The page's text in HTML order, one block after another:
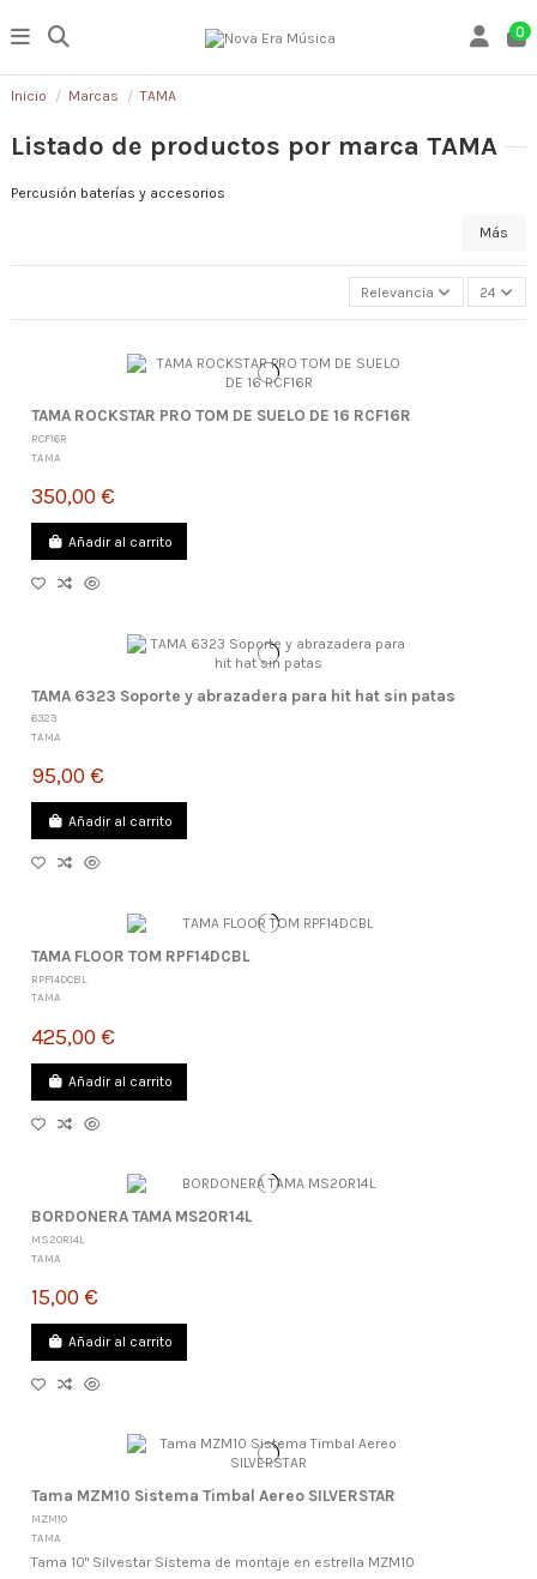
0
Inicio Marcas TAMA
Listado de productos por marca TAMA
Percusión baterías y accesorios
Más
Relevancia 24
TAMA ROCKSTAR PRO TOM DE SUELO DE 16 RCF16R
RCF16R
TAMA
350,00 €
Añadir al carrito
TAMA 6323 Soporte y abrazadera para hit hat sin patas
6323
TAMA
95,00 €
Añadir al carrito
TAMA FLOOR TOM RPF14DCBL
RPF14DCBL
TAMA
425,00 €
Añadir al carrito
BORDONERA TAMA MS20R14L
MS20R14L
TAMA
15,00 €
Añadir al carrito
Tama MZM10 Sistema Timbal Aereo SILVERSTAR
MZM10
TAMA
Tama 10" Silvestar Sistema de montaje en estrella MZM10